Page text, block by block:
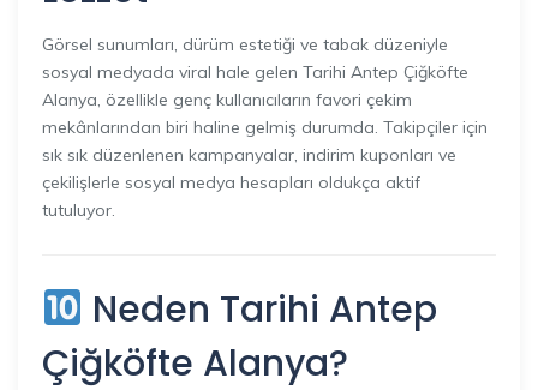
Görsel sunumları, dürüm estetiği ve tabak düzeniyle
sosyal medyada viral hale gelen Tarihi Antep Çiğköfte
Alanya, özellikle genç kullanıcıların favori çekim
mekânlarından biri haline gelmiş durumda. Takipçiler için
sık sık düzenlenen kampanyalar, indirim kuponları ve
çekilişlerle sosyal medya hesapları oldukça aktif
tutuluyor.
Neden Tarihi Antep
Çiğköfte Alanya?